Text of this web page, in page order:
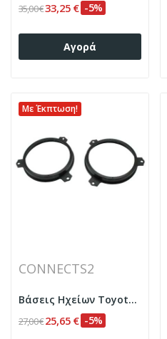
35,00 €33,25 € -5%
Αγορά
Με Έκπτωση!
CONNECTS2
Βάσεις Ηχείων Toyota/Citroen/Peugeot
27,00 €25,65 € -5%